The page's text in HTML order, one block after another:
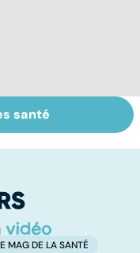
santé
MAG DE LA SANTÉ